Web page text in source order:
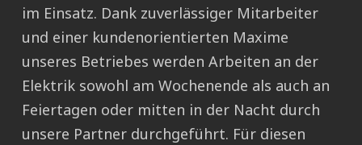
im Einsatz. Dank zuverlässiger Mitarbeiter
und einer kundenorientierten Maxime
unseres Betriebes werden Arbeiten an der
Elektrik sowohl am Wochenende als auch an
Feiertagen oder mitten in der Nacht durch
unsere Partner durchgeführt. Für diesen